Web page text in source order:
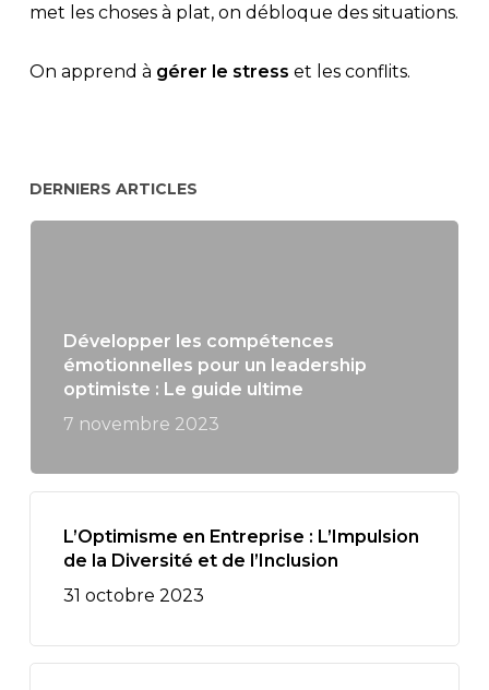
met les choses à plat, on débloque des situations.
On apprend à gérer le stress et les conflits.
DERNIERS ARTICLES
Développer les compétences
émotionnelles pour un leadership
optimiste : Le guide ultime
7 novembre 2023
L’Optimisme en Entreprise : L’Impulsion
de la Diversité et de l’Inclusion
31 octobre 2023